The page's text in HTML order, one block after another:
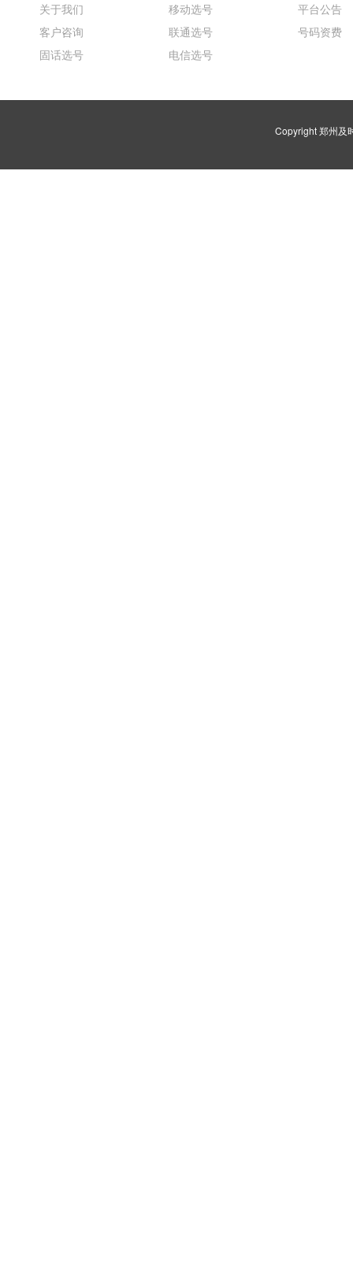
关于我们
客户咨询
固话选号
移动选号
联通选号
电信选号
平台公告
号码资费
Copyright 郑州及